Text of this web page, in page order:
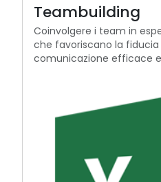
Teambuilding
Coinvolgere i team in
che favoriscano la fiducia
comunicazione efficace